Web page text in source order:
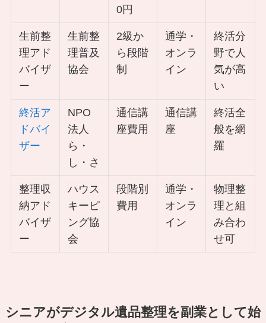
0円
生前整
理アド
バイザ
ー
生前整
理普及
協会
2級か
ら段階
制
通学・
オンラ
イン
終活分
野で人
気が高
い
終活ア
ドバイ
ザー
NPO
法人
ら・
し・さ
通信講
座費用
通信講
座
終活全
般を網
羅
整理収
納アド
バイザ
ー
ハウス
キーピ
ング協
会
段階別
費用
通学・
オンラ
イン
物理整
理と組
み合わ
せ可
シニアがデジタル遺品整理を副業として始